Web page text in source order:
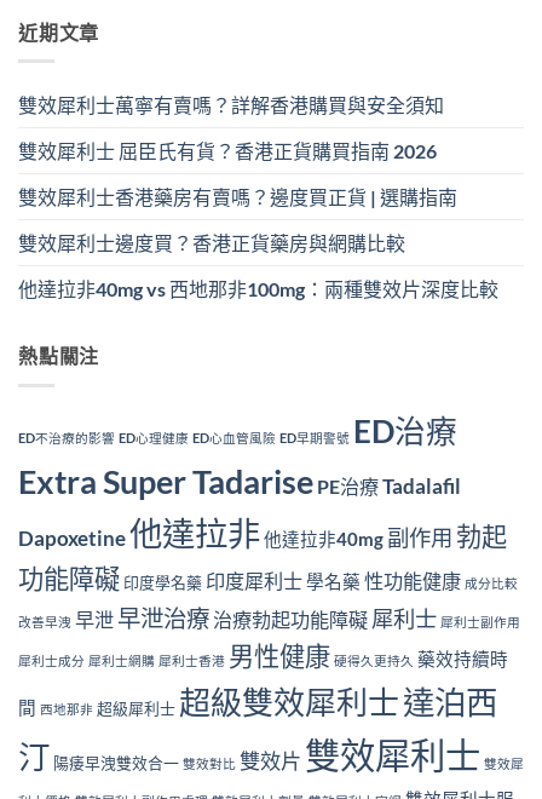
近期文章
雙效犀利士萬寧有賣嗎？詳解香港購買與安全須知
雙效犀利士 屈臣氏有貨？香港正貨購買指南 2026
雙效犀利士香港藥房有賣嗎？邊度買正貨 | 選購指南
雙效犀利士邊度買？香港正貨藥房與網購比較
他達拉非40mg vs 西地那非100mg：兩種雙效片深度比較
熱點關注
ED不治療的影響 ED心理健康 ED心血管風險 ED早期警號 ED治療
Extra Super Tadarise PE治療Tadalafil
Dapoxetine他達拉非他達拉非40mg 副作用 勃起
功能障礙 印度學名藥 印度犀利士學名藥 性功能健康 成分比較
改善早洩 早泄 早泄治療 治療勃起功能障礙 犀利士 犀利士副作用
犀利士成分 犀利士網購 犀利士香港 男性健康 硬得久更持久 藥效持續時
間 西地那非 超級犀利士 超級雙效犀利士達泊西
汀 陽痿早洩雙效合一 雙效對比 雙效片 雙效犀利士 雙效犀